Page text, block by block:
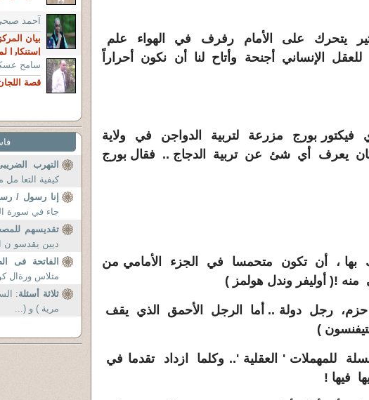
يتحرك على الأمام رفرف في الهواء علم
الإنساني أجنحة وأتاح لنا أن نكون أحراراً
فيكتور بورج مزرعة لتربية الدواجن في ولاية
يعرف أي شئ عن تربية الدجاج .. فقال بورج
بها ، أن تكون متحمسا في الجزء الأمامي من
منه !( أوليفر وندل هولمز )
رجل دولة .. أما الرجل الأحمق الذي يقف
)
للمهملات' العقلية '.. وكلما ازداد تقدما في
فيها !
آحمد
بيان
إستنكارا
سامح
قصة اللجان
التهرب
كيفية التعا
إنا رسول /
جاء في سورة
تقديسهم
ديين يقدسو
الفاتحة فى
مثلاس ورةال
ثلاثة أسئلة:
مرية ) و (...